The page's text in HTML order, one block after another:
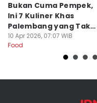
Bukan Cuma Pempek,
Ini 7 Kuliner Khas
Palembang yang Tak
Kalah Enak
10 Apr 2026, 07:07 WIB
Food